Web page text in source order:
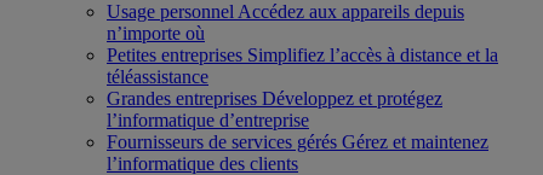
Usage personnel Accédez aux appareils depuis
n’importe où
Petites entreprises Simplifiez l’accès à distance et la
téléassistance
Grandes entreprises Développez et protégez
l’informatique d’entreprise
Fournisseurs de services gérés Gérez et maintenez
l’informatique des clients